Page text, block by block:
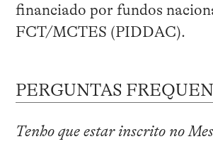
financiado por fundos
FCT/MCTES (PIDDAC).
PERGUNTAS
Tenho que estar inscrito no